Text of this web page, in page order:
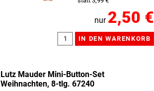
nur 2,50 €
Lutz Mauder Mini-Button-Set
Weihnachten, 8-tlg. 67240